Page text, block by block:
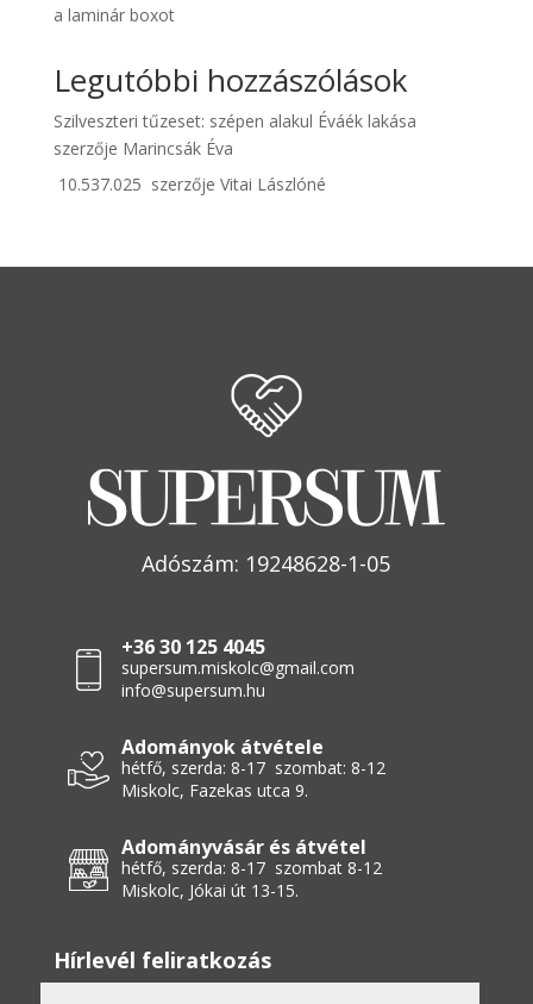
a laminár boxot
Legutóbbi hozzászólások
Szilveszteri tűzeset: szépen alakul Éváék lakása
szerzője Marincsák Éva
10.537.025 szerzője Vitai Lászlóné
Adószám: 19248628-1-05
+36 30 125 4045
supersum.miskolc@gmail.com
info@supersum.hu
Adományok átvétele
hétfő, szerda: 8-17 szombat: 8-12
Miskolc, Fazekas utca 9.
Adományvásár és átvétel
hétfő, szerda: 8-17 szombat 8-12
Miskolc, Jókai út 13-15.
Hírlevél feliratkozás